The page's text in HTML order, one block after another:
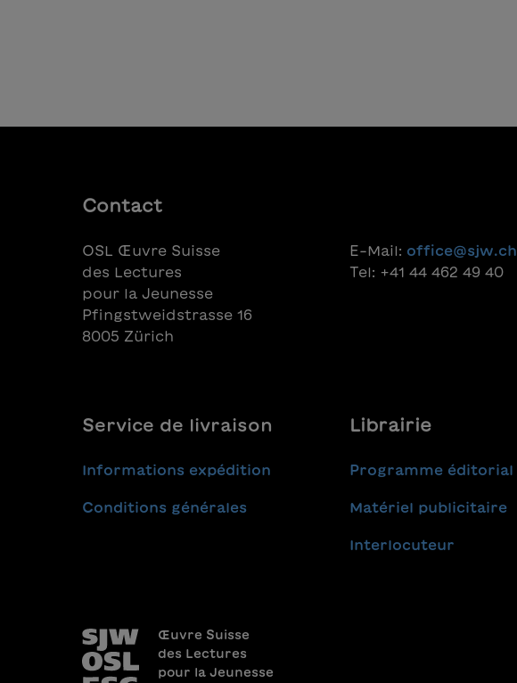
Contact
OSL Œuvre Suisse
des Lectures
pour la Jeunesse
Pfingstweidstrasse 16
8005 Zürich
E-Mail: office@sjw.ch
Tel: +41 44 462 49 40
Service de livraison
Informations expédition
Conditions générales
Librairie
Programme éditorial
Matériel publicitaire
Interlocuteur
Œuvre Suisse
des Lectures
pour la Jeunesse